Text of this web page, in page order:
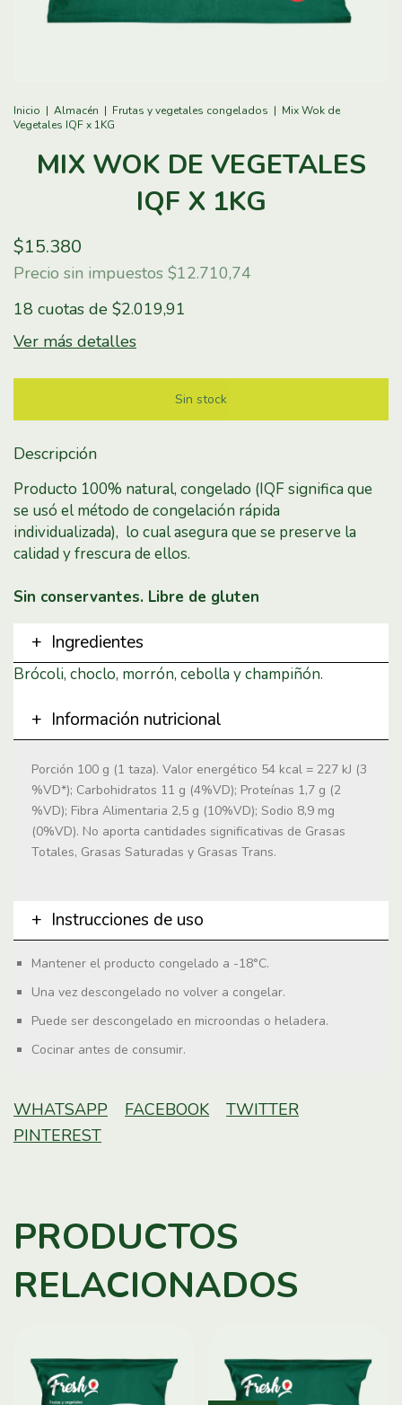
Inicio | Almacén | Frutas y vegetales congelados | Mix Wok de
Vegetales IQF x 1KG
MIX WOK DE VEGETALES
IQF X 1KG
$15.380
Precio sin impuestos $12.710,74
18 cuotas de $2.019,91
Ver más detalles
Descripción
Producto 100% natural, congelado (IQF significa que
se usó el método de congelación rápida
individualizada), lo cual asegura que se preserve la
calidad y frescura de ellos.
Sin conservantes. Libre de gluten
Ingredientes
Brócoli, choclo, morrón, cebolla y champiñón.
Información nutricional
Porción 100 g (1 taza). Valor energético 54 kcal = 227 kJ (3
%VD*); Carbohidratos 11 g (4%VD); Proteínas 1,7 g (2
%VD); Fibra Alimentaria 2,5 g (10%VD); Sodio 8,9 mg
(0%VD). No aporta cantidades significativas de Grasas
Totales, Grasas Saturadas y Grasas Trans.
Instrucciones de uso
Mantener el producto congelado a -18°C.
Una vez descongelado no volver a congelar.
Puede ser descongelado en microondas o heladera.
Cocinar antes de consumir.
WHATSAPP FACEBOOK
TWITTER
PINTEREST
PRODUCTOS
RELACIONADOS